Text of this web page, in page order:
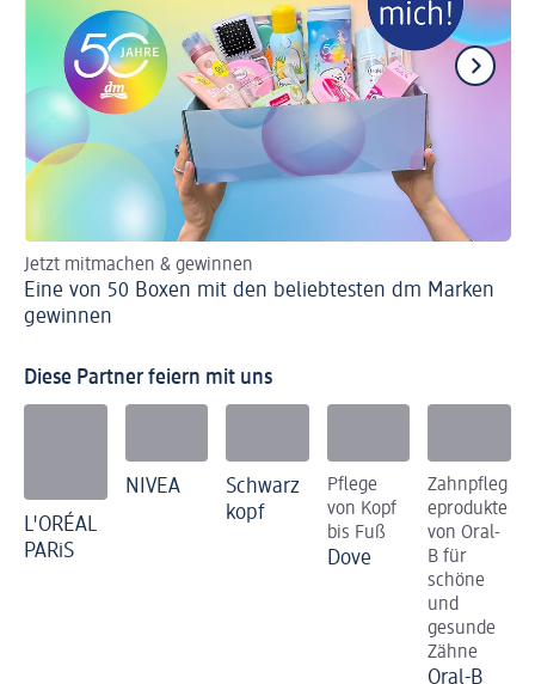
Jetzt mitmachen & gewinnen
Eine von 50 Boxen mit den beliebtesten dm Marken
gewinnen
Diese Partner feiern mit uns
L'ORÉAL
PARiS
NIVEA
Schwarz
kopf
Pflege
von Kopf
bis Fuß
Dove
Zahnpfleg
eprodukte
von Oral-
B für
schöne
und
gesunde
Zähne
Oral-B